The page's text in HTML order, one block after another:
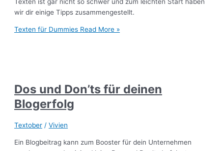
wir dir einige Tipps zusammengestellt.
Texten für Dummies Read More »
Dos und Don’ts für deinen
Blogerfolg
Textober /Vivien
Ein Blogbeitrag kann zum Booster für dein Unternehmen